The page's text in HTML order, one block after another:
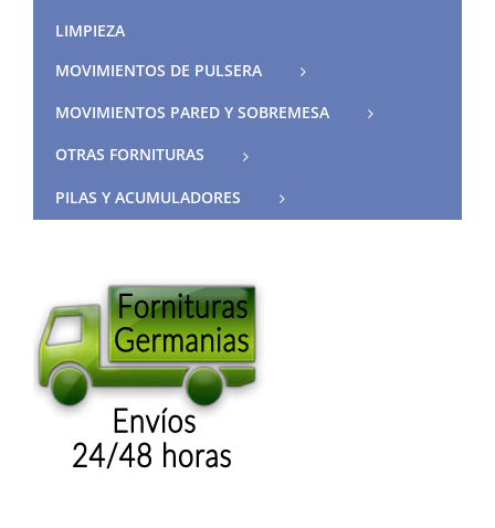
LIMPIEZA
MOVIMIENTOS DE PULSERA
MOVIMIENTOS PARED Y SOBREMESA
OTRAS FORNITURAS
PILAS Y ACUMULADORES